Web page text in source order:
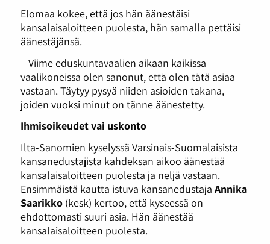
Elomaa kokee, että jos hän äänestäisi
kansalaisaloitteen puolesta, hän samalla pettäisi
äänestäjänsä.
– Viime eduskuntavaalien aikaan kaikissa
vaalikoneissa olen sanonut, että olen tätä asiaa
vastaan. Täytyy pysyä niiden asioiden takana,
joiden vuoksi minut on tänne äänestetty.
Ihmisoikeudet vai uskonto
Ilta-Sanomien kyselyssä Varsinais-Suomalaisista
kansanedustajista kahdeksan aikoo äänestää
kansalaisaloitteen puolesta ja neljä vastaan.
Ensimmäistä kautta istuva kansanedustaja Annika
Saarikko(kesk) kertoo, että kyseessä on
ehdottomasti suuri asia. Hän äänestää
kansalaisaloitteen puolesta.